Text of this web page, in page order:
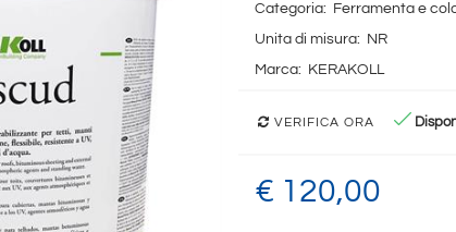
Categoria:
Ferramenta e
Unita di misura:
NR
Marca:
KERAKOLL
VERIFICA ORA
€ 120,00